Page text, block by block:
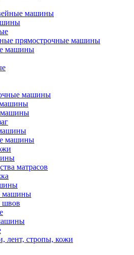
машины
прямострочные машины
машины
машины
машины
машины
матрасов
машины
швов
лент, стропы, кожи